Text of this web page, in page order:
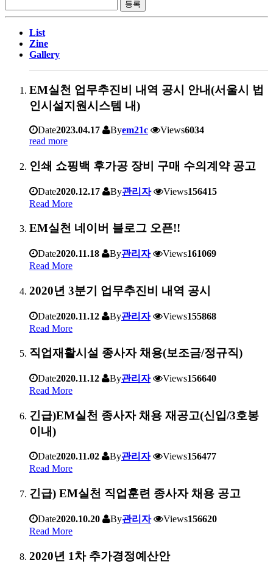
List
Zine
Gallery
EM실천 업무추진비 내역 공시 안내(서울시 법
인시설지원시스템 내)
Date2023.04.17 Byem21c Views6034
read more
인쇄 쇼핑백 후가공 장비 구매 수의계약 공고
Date2020.12.17 By관리자 Views156415
Read More
EM실천 네이버 블로그 오픈!!
Date2020.11.18 By관리자 Views161069
Read More
2020년 3분기 업무추진비 내역 공시
Date2020.11.12 By관리자 Views155868
Read More
직업재활시설 종사자 채용(보조금/정규직)
Date2020.11.12 By관리자 Views156640
Read More
긴급)EM실천 종사자 채용 재공고(신입/3호봉
이내)
Date2020.11.02 By관리자 Views156477
Read More
긴급) EM실천 직업훈련 종사자 채용 공고
Date2020.10.20 By관리자 Views156620
Read More
2020년 1차 추가경정예산안